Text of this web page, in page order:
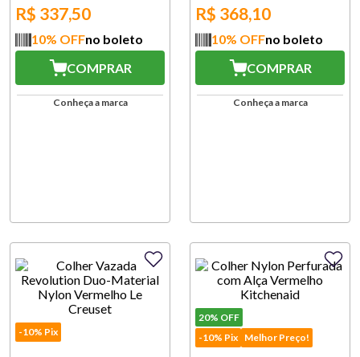
R$ 337,50
10% OFFno boleto
COMPRAR
Conheça a marca
R$ 368,10
10% OFFno boleto
COMPRAR
Conheça a marca
-10% Pix
20% OFF
-10% Pix Melhor Preço!